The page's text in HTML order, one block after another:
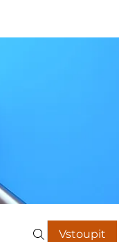
Vstoupit